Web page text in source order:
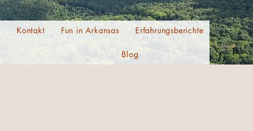
Kontakt Fun in Arkansas Erfahrungsberichte
Blog